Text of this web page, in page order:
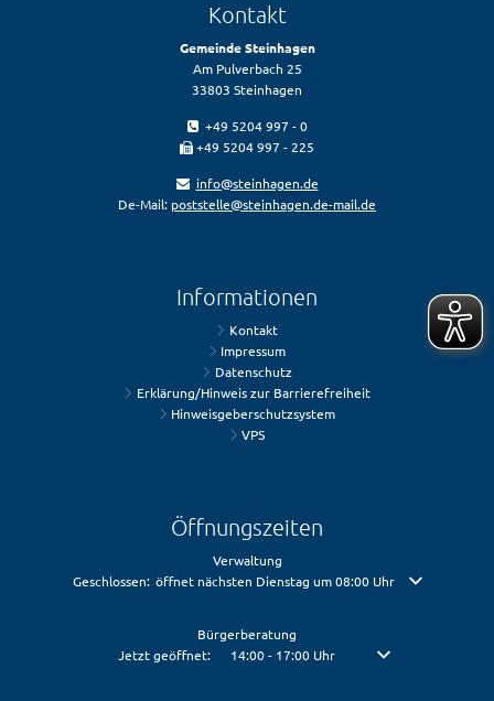
Kontakt
Gemeinde Steinhagen
Am Pulverbach 25
33803 Steinhagen
+49 5204 997 - 0
+49 5204 997 - 225
info@steinhagen.de
De-Mail: poststelle@steinhagen.de-mail.de
Informationen
Kontakt
Impressum
Datenschutz
Erklärung/Hinweis zur Barrierefreiheit
Hinweisgeberschutzsystem
VPS
Öffnungszeiten
Verwaltung
Klicken, um weitere Öffnungs- oder Schließzeiten auszublenden
Geschlossen: öffnet nächsten Dienstag um 08:00 Uhr
Bürgerberatung
Klicken, um weitere Öffnungs- oder Schließzeiten auszublenden
Jetzt geöffnet: 14:00- 17:00 Uhr Von 14:00 bis 17:00